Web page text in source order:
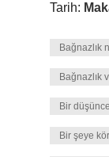
Tarih:
Bağnazlık
Bağnazlık
Bir
Bir şeye